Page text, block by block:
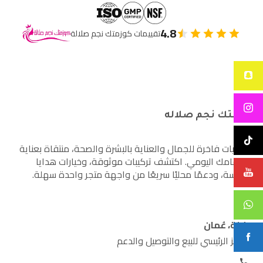
4.8تقييمات كوزمتك نجم صلالة
كوزمتك نجم صلاله
أساسيات فاخرة للجمال والعناية بالبشرة والصحة، منتقاة بعناية
لاهتمامك اليومي. اكتشف تركيبات موثوقة، وخيارات هدايا
مدروسة، ودعمًا محليًا سريعًا من واجهة متجر واحدة سهلة.
صلالة، عُمان
المركز الرئيسي للبيع والتوصيل والدعم